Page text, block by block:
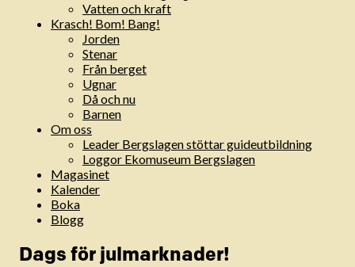
Vatten och kraft
Krasch! Bom! Bang!
Jorden
Stenar
Från berget
Ugnar
Då och nu
Barnen
Om oss
Leader Bergslagen stöttar guideutbildning
Loggor Ekomuseum Bergslagen
Magasinet
Kalender
Boka
Blogg
Dags för julmarknader!